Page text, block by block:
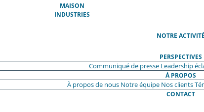
MAISON(ACTUEL)
INDUSTRIES
NOTRE ACTIVITÉ
PERSPECTIVES
Communiqué de presse Leadership
À PROPOS
À propos de nous Notre équipe Nos clients
CONTACT